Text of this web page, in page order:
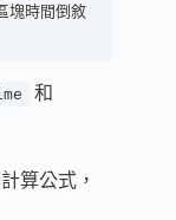
時間倒敘
和
算公式，